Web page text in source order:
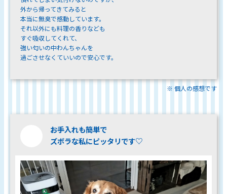
外から帰ってきてみると
本当に無臭で感動しています。
それ以外にも料理の香りなども
すぐ吸収してくれて、
強い匂いの中わんちゃんを
過ごさせなくていいので安心です。
※ 個人の感想です
お手入れも簡単で
ズボラな私にピッタリです♡